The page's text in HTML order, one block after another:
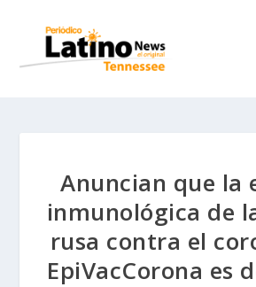
Anuncian que la
inmunológica de
rusa contra el
EpiVacCorona es